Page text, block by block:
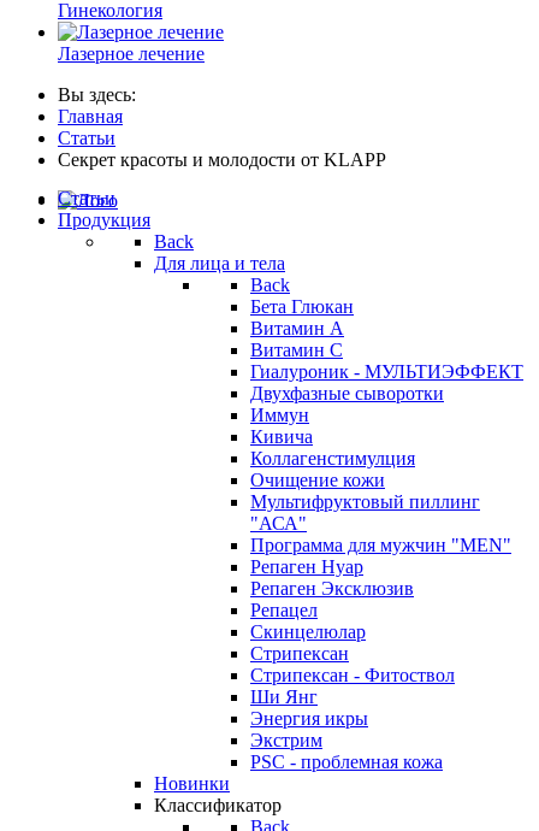
Гинекология
Лазерное лечение
Вы здесь:
Главная
Статьи
Секрет красоты и молодости от KLAPP
Статьи
Продукция
Back
Для лица и тела
Back
Бета Глюкан
Витамин А
Витамин С
Гиалуроник - МУЛЬТИЭФФЕКТ
Двухфазные сыворотки
Иммун
Кивича
Коллагенстимулция
Очищение кожи
Мультифруктовый пиллинг
"АСА"
Программа для мужчин "MEN"
Репаген Нуар
Репаген Эксклюзив
Репацел
Скинцелюлар
Стрипексан
Стрипексан - Фитоствол
Ши Янг
Энергия икры
Экстрим
PSC - проблемная кожа
Новинки
Классификатор
Back